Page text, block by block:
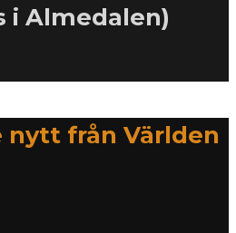
i Almedalen)
nytt från Världen